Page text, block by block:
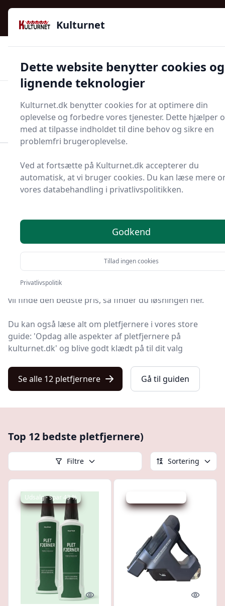
Kulturnet - Alt Det Gode I Livet | Din Kulturguide Siden
2016
97 kategorier 👍Kun godkendte butikker
Start søgning
Start søgning
Forside Husholdning Rengøring Pletfjerner
Top 12 bedste
Du er landet på Kulturnet, hvor du finder de bedste
pletfjernere. Vi har udvalgt 12 produkter til dig!
om du leder efter en pletfjerner med fri fragt, eller du
vil finde den bedste pris, så finder du løsningen her.
Du kan også læse alt om pletfjernere i vores store
guide: 'Opdag alle aspekter af pletfjernere på
kulturnet.dk' og blive godt klædt på til dit valg
Se alle 12 pletfjernere Gå til guiden
Top 12 bedste pletfjernere)
Filtre Sortering
Udsalg - spar 43 %
Quick look Quick
Kulturnet
Dette website benytter cookies og
lignende teknologier
Kulturnet.dk benytter cookies for at optimere din
oplevelse og forbedre vores tjenester. Dette hjælper
med at tilpasse indholdet til dine behov og sikre en
problemfri brugeroplevelse.
Ved at fortsætte på Kulturnet.dk accepterer du
automatisk, at vi bruger cookies. Du kan læse mere
vores databehandling i privatlivspolitikken.
Godkend
Tillad ingen cookies
Privatlivspolitik